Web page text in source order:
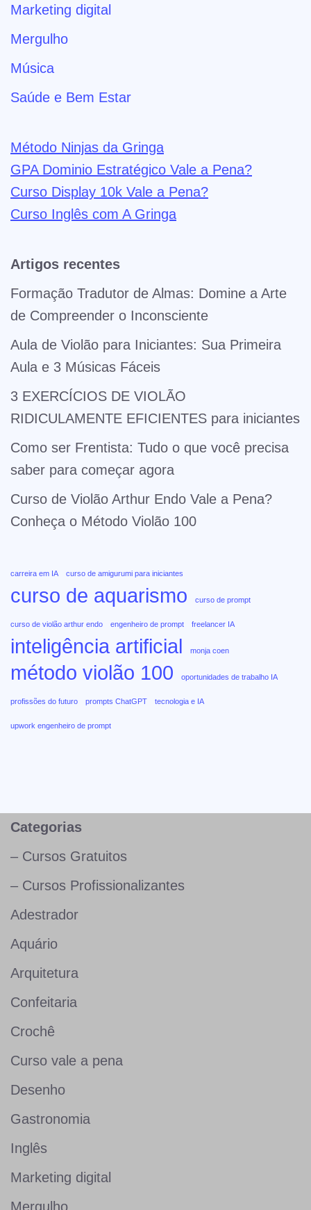
Marketing digital
Mergulho
Música
Saúde e Bem Estar
Método Ninjas da Gringa
GPA Dominio Estratégico Vale a Pena?
Curso Display 10k Vale a Pena?
Curso Inglês com A Gringa
Artigos recentes
Formação Tradutor de Almas: Domine a Arte
de Compreender o Inconsciente
Aula de Violão para Iniciantes: Sua Primeira
Aula e 3 Músicas Fáceis
3 EXERCÍCIOS DE VIOLÃO
RIDICULAMENTE EFICIENTES para iniciantes
Como ser Frentista: Tudo o que você precisa
saber para começar agora
Curso de Violão Arthur Endo Vale a Pena?
Conheça o Método Violão 100
carreira em IA curso de amigurumi para iniciantes
curso de aquarismo curso de prompt
curso de violão arthur endo engenheiro de prompt freelancer IA
inteligência artificial monja coen
método violão 100 oportunidades de trabalho IA
profissões do futuro prompts ChatGPT tecnologia e IA
upwork engenheiro de prompt
Categorias
– Cursos Gratuitos
– Cursos Profissionalizantes
Adestrador
Aquário
Arquitetura
Confeitaria
Crochê
Curso vale a pena
Desenho
Gastronomia
Inglês
Marketing digital
Mergulho